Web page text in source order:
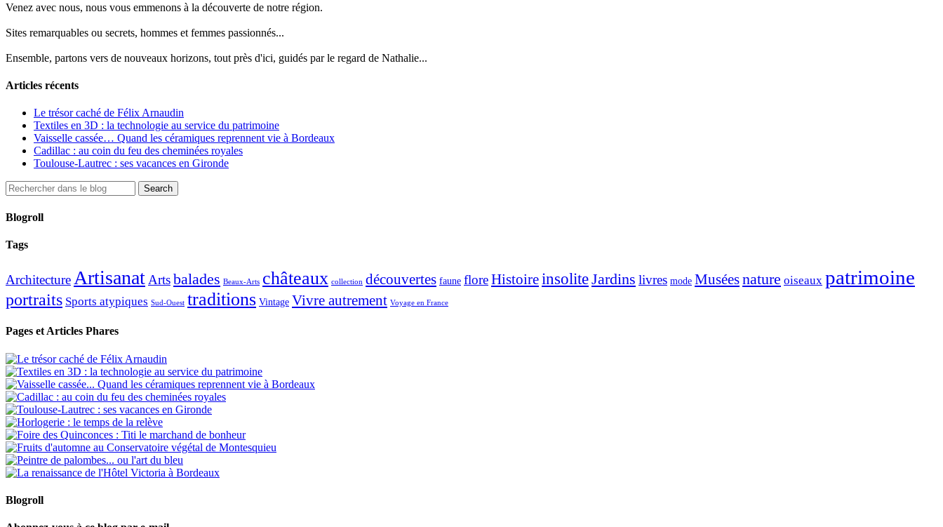
Venez avec nous, nous vous emmenons à la découverte de notre région.
Sites remarquables ou secrets, hommes et femmes passionnés...
Ensemble, partons vers de nouveaux horizons, tout près d'ici, guidés par le regard de Nathalie...
Articles récents
Le trésor caché de Félix Arnaudin
Textiles en 3D : la technologie au service du patrimoine
Vaisselle cassée… Quand les céramiques reprennent vie à Bordeaux
Cadillac : au coin du feu des cheminées royales
Toulouse-Lautrec : ses vacances en Gironde
Blogroll
Tags
Architecture Artisanat Artsbalades Beaux-Arts châteaux collection découvertes faune floreHistoireinsoliteJardins livres mode Muséesnature oiseaux patrimoine
portraits Sports atypiques Sud-Ouest traditions Vintage Vivre autrement Voyage en France
Pages et Articles Phares
Blogroll